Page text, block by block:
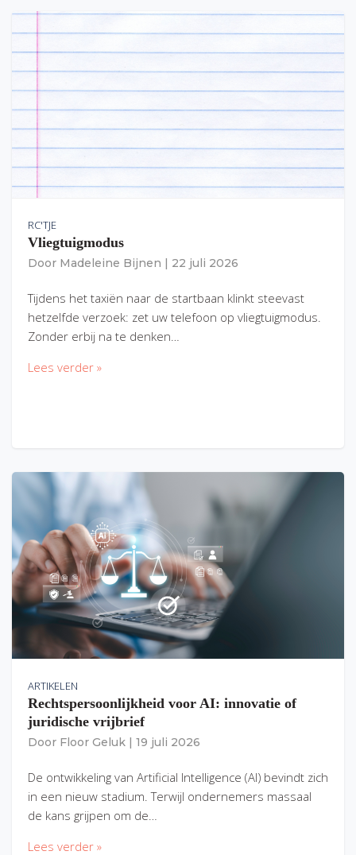
RC'TJE
Vliegtuigmodus
Door Madeleine Bijnen 22 juli 2026
Tijdens het taxiën naar de startbaan klinkt steevast
hetzelfde verzoek: zet uw telefoon op vliegtuigmodus.
Zonder erbij na te denken…
Lees verder »
ARTIKELEN
Rechtspersoonlijkheid voor AI: innovatie of
juridische vrijbrief
Door Floor Geluk 19 juli 2026
De ontwikkeling van Artificial Intelligence (AI) bevindt zich
in een nieuw stadium. Terwijl ondernemers massaal
de kans grijpen om de…
Lees verder »